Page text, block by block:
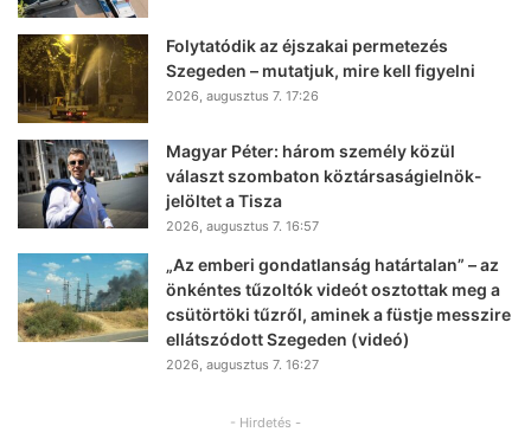
Folytatódik az éjszakai permetezés
Szegeden – mutatjuk, mire kell figyelni
2026, augusztus 7. 17:26
Magyar Péter: három személy közül
választ szombaton köztársaságielnök-
jelöltet a Tisza
2026, augusztus 7. 16:57
„Az emberi gondatlanság határtalan” – az
önkéntes tűzoltók videót osztottak meg a
csütörtöki tűzről, aminek a füstje messzire
ellátszódott Szegeden (videó)
2026, augusztus 7. 16:27
- Hirdetés -